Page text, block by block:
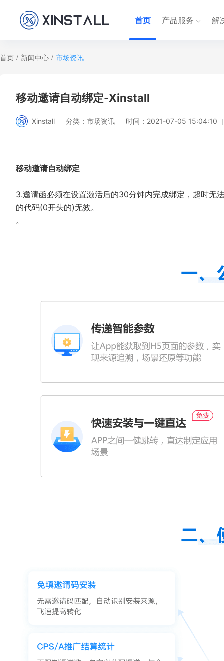
首页 产品服务 解
首页 / 新闻中心 / 市场资讯
移动邀请自动绑定-Xinstall
Xinstall 分类： 市场资讯 时间： 2021-07-05 15:04:10
移动邀请自动绑定
3.邀请函必须在设置激活后的30分钟内完成绑定，超时无
的代码(0开头的)无效。
。